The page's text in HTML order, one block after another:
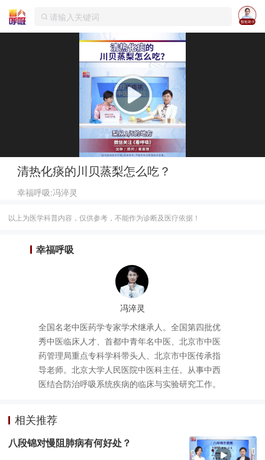
清热化痰的川贝蒸梨怎么吃？
幸福呼吸:冯淬灵
以上为医学科普内容，仅供参考，不能作为诊断及医疗依据！
幸福呼吸
冯淬灵
全国名老中医药学专家学术继承人。全国第四批优
秀中医临床人才、首都中青年名中医、北京市中医
药管理局重点专科学科带头人、北京市中医传承指
导老师。北京大学人民医院中医科主任。从事中西
医结合防治呼吸系统疾病的临床与实验研究工作。
相关推荐
八段锦对慢阻肺病有何好处？